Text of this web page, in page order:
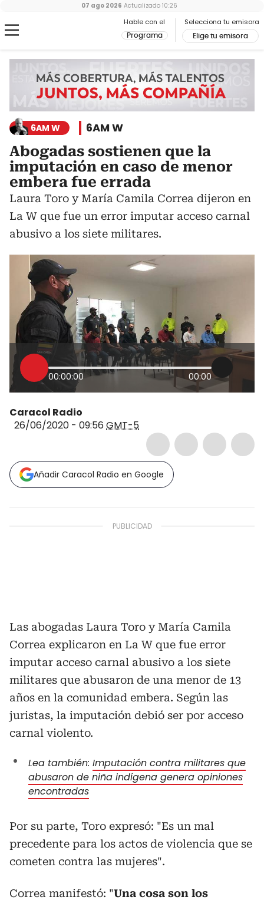
Hable con el
Programa
Selecciona tu emisora
Elige tu emisora
07 ago 2026 Actualizado 10:26
6AM W 6AM W
Abogadas sostienen que la
imputación en caso de menor
embera fue errada
Laura Toro y María Camila Correa dijeron en
La W que fue un error imputar acceso carnal
abusivo a los siete militares.
00:00:00 00:00
Caracol Radio
26/06/2020 - 09:56 GMT-5
Añadir Caracol Radio en Google
Las abogadas Laura Toro y María Camila
Correa explicaron en La W que fue error
imputar acceso carnal abusivo a los siete
militares que abusaron de una menor de 13
años en la comunidad embera. Según las
juristas, la imputación debió ser por acceso
carnal violento.
Lea también: Imputación contra militares que
abusaron de niña indígena genera opiniones
encontradas
Por su parte, Toro expresó: "Es un mal
precedente para los actos de violencia que se
cometen contra las mujeres".
Correa manifestó: "Una cosa son los